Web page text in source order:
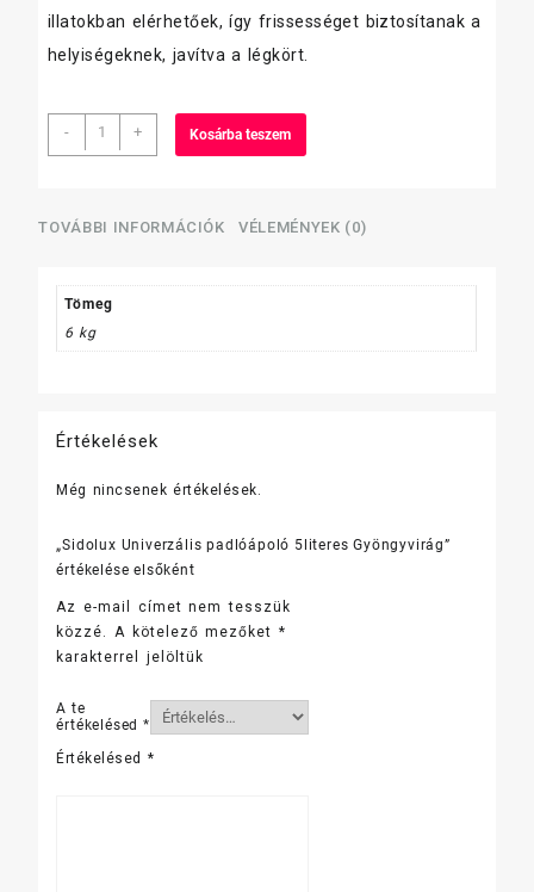
illatokban elérhetőek, így frissességet biztosítanak a
helyiségeknek, javítva a légkört.
-
Sidolux
Univerzális
Gyöngyvirág
+ Kosárba teszem
TOVÁBBI INFORMÁCIÓK VÉLEMÉNYEK (0)
Tömeg
6 kg
Értékelések
Még nincsenek értékelések.
„Sidolux Univerzális padlóápoló 5literes Gyöngyvirág”
értékelése elsőként
Az e-mail címet nem tesszük
közzé.
A kötelező mezőket *
karakterrel jelöltük
A te
értékelésed*
Értékelésed *